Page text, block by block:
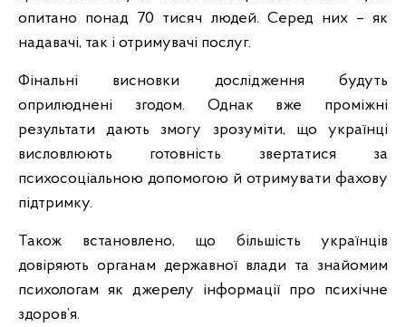
опитано понад 70 тисяч людей. Серед них – як
надавачі, так і отримувачі послуг.
Фінальні висновки дослідження будуть
оприлюднені згодом. Однак вже проміжні
результати дають змогу зрозуміти, що українці
висловлюють готовність звертатися за
психосоціальною допомогою й отримувати фахову
підтримку.
Також встановлено, що більшість українців
довіряють органам державної влади та знайомим
психологам як джерелу інформації про психічне
здоров’я.